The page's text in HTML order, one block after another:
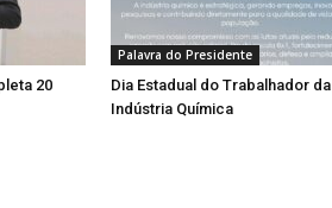
20
Palavra do Presidente
Dia Estadual do Trabalhador da
Indústria Química